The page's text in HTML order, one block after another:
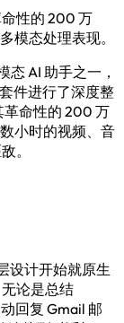
性的 200 万
模态处理表现。
AI 助手之一，
件进行了深度整
革命性的 200 万
小时的视频、音
。
设计开始就原生
论是总结
回复 Gmail 邮